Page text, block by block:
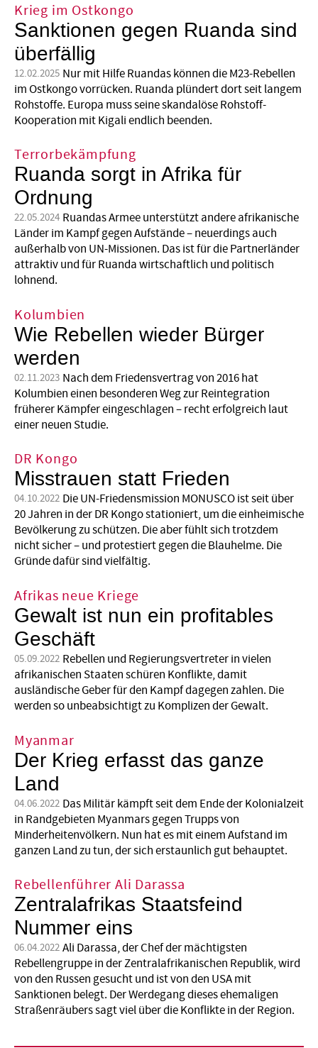
Krieg im Ostkongo
Sanktionen gegen Ruanda sind
überfällig
12.02.2025 Nur mit Hilfe Ruandas können die M23-Rebellen
im Ostkongo vorrücken. Ruanda plündert dort seit langem
Rohstoffe. Europa muss seine skandalöse Rohstoff-
Kooperation mit Kigali endlich beenden.
Terrorbekämpfung
Ruanda sorgt in Afrika für
Ordnung
22.05.2024 Ruandas Armee unterstützt andere afrikanische
Länder im Kampf gegen Aufstände – neuerdings auch
außerhalb von UN-Missionen. Das ist für die Partnerländer
attraktiv und für Ruanda wirtschaftlich und politisch
lohnend.
Kolumbien
Wie Rebellen wieder Bürger
werden
02.11.2023 Nach dem Friedensvertrag von 2016 hat
Kolumbien einen besonderen Weg zur Reintegration
früherer Kämpfer eingeschlagen – recht erfolgreich laut
einer neuen Studie.
DR Kongo
Misstrauen statt Frieden
04.10.2022 Die UN-Friedensmission MONUSCO ist seit über
20 Jahren in der DR Kongo stationiert, um die einheimische
Bevölkerung zu schützen. Die aber fühlt sich trotzdem
nicht sicher – und protestiert gegen die Blauhelme. Die
Gründe dafür sind vielfältig.
Afrikas neue Kriege
Gewalt ist nun ein profitables
Geschäft
05.09.2022 Rebellen und Regierungsvertreter in vielen
afrikanischen Staaten schüren Konflikte, damit
ausländische Geber für den Kampf dagegen zahlen. Die
werden so unbeabsichtigt zu Komplizen der Gewalt.
Myanmar
Der Krieg erfasst das ganze
Land
04.06.2022 Das Militär kämpft seit dem Ende der Kolonialzeit
in Randgebieten Myanmars gegen Trupps von
Minderheitenvölkern. Nun hat es mit einem Aufstand im
ganzen Land zu tun, der sich erstaunlich gut behauptet.
Rebellenführer Ali Darassa
Zentralafrikas Staatsfeind
Nummer eins
06.04.2022 Ali Darassa, der Chef der mächtigsten
Rebellengruppe in der Zentralafrikanischen Republik, wird
von den Russen gesucht und ist von den USA mit
Sanktionen belegt. Der Werdegang dieses ehemaligen
Straßenräubers sagt viel über die Konflikte in der Region.